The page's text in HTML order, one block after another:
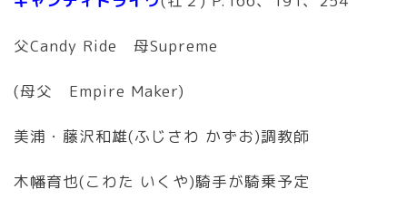
父Candy Ride 母Supreme
(母父 Empire Maker)
美浦・藤沢和雄(ふじさわ かずお)調教師
木幡育也(こわた いくや)騎手が騎乗予定